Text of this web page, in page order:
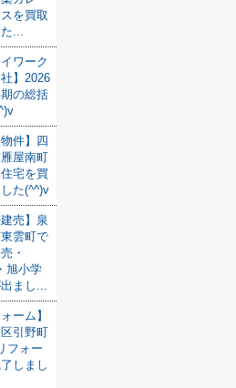
を買取
...
イワーク
】2026
の総括
物件】四
屋南町
宅を買
た(^^)v
建売】泉
雲町で
・
旭小学
まし...
ーム】
引野町
フォー
しまし